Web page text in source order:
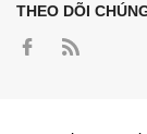
THEO DÕI